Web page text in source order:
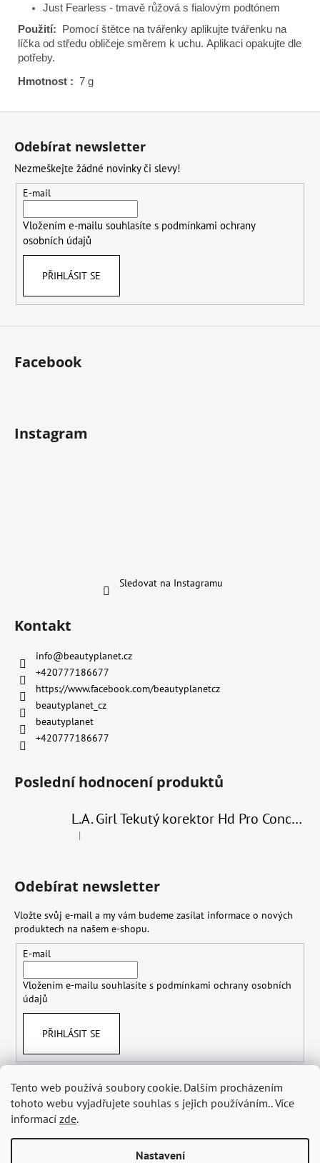
Tento web používá soubory cookie. Dalším procházením
tohoto webu vyjadřujete souhlas s jejich používáním.. Více
informací zde.
Nastavení
Just Fearless - tmavě růžová s fialovým podtónem
Použití:
Pomocí štětce na tvářenky aplikujte tvářenku na
líčka od středu obličeje směrem k uchu. Aplikaci opakujte dle
potřeby.
Hmotnost : 7 g
Z
Odebírat newsletter
Nezmeškejte žádné novinky či slevy!
E-mail
Vložením e-mailu souhlasíte s podmínkami ochrany
osobních údajů
PŘIHLÁSIT SE
Facebook
Instagram
Sledovat na Instagramu
Kontakt
info@beautyplanet.cz
+420777186677
https://www.facebook.com/beautyplanetcz
beautyplanet_cz
beautyplanet
+420777186677
Poslední hodnocení produktů
L.A. Girl Tekutý korektor Hd Pro Conceal 8 g
Hodnocení produktu je 4 z 5 hvězdiček.
|
Odebírat newsletter
Vložte svůj e-mail a my vám budeme zasílat informace o nových
produktech na našem e-shopu.
E-mail
Vložením e-mailu souhlasíte s podmínkami ochrany osobních
údajů
PŘIHLÁSIT SE
Obchodní podmínky Doprava Ochrana osobních údajů GDPR